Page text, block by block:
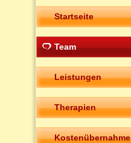
Startseite
Team
Leistungen
Therapien
Kostenübernahme